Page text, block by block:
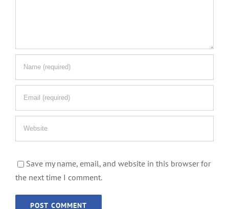
Save my name, email, and website in this browser for
the next time I comment.